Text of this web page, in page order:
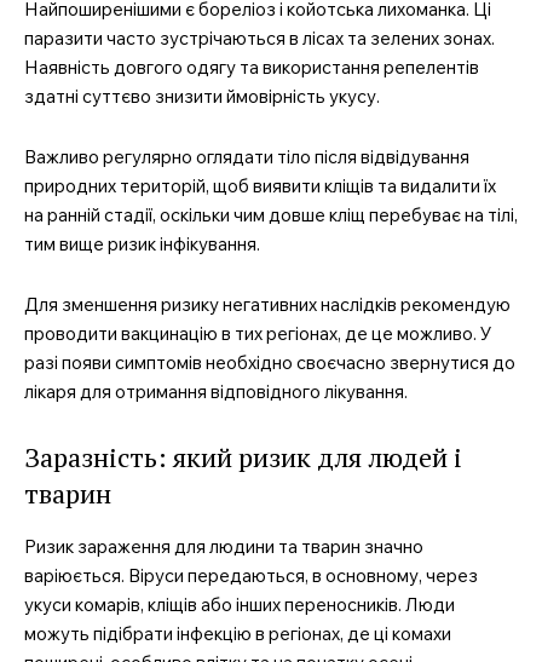
Найпоширенішими є бореліоз і койотська лихоманка. Ці
паразити часто зустрічаються в лісах та зелених зонах.
Наявність довгого одягу та використання репелентів
здатні суттєво знизити ймовірність укусу.
Важливо регулярно оглядати тіло після відвідування
природних територій, щоб виявити кліщів та видалити їх
на ранній стадії, оскільки чим довше кліщ перебуває на тілі,
тим вище ризик інфікування.
Для зменшення ризику негативних наслідків рекомендую
проводити вакцинацію в тих регіонах, де це можливо. У
разі появи симптомів необхідно своєчасно звернутися до
лікаря для отримання відповідного лікування.
Заразність: який ризик для людей і
тварин
Ризик зараження для людини та тварин значно
варіюється. Віруси передаються, в основному, через
укуси комарів, кліщів або інших переносників. Люди
можуть підібрати інфекцію в регіонах, де ці комахи